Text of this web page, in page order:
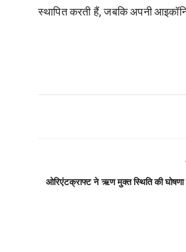
स्थापित करती हैं, जबकि अपनी
ओरिएंटक्राफ्ट ने ऋण मुक्त स्थिति की